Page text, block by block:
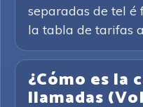
separadas de tel é
la tabla de tarifas
¿Cómo es la
llamadas